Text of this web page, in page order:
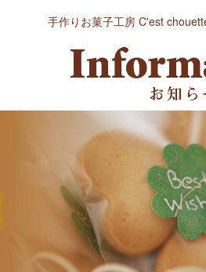
手作りお菓子工房 C'est